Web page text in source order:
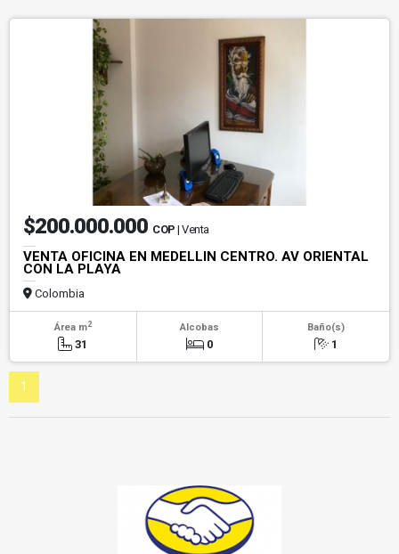
$200.000.000 COP | Venta
VENTA OFICINA EN MEDELLIN CENTRO. AV ORIENTAL
CON LA PLAYA
Colombia
Área m2
31
Alcobas
0
Baño(s)
1
1